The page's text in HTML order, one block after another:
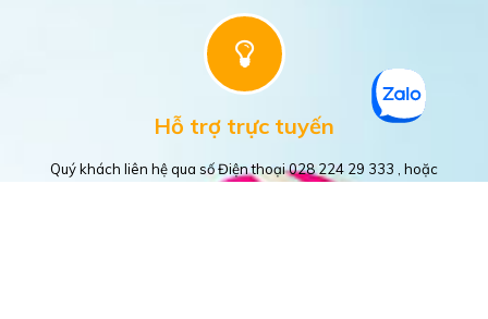
Hỗ trợ trực tuyến
Quý khách liên hệ qua số Điện thoại 028 224 29 333 , hoặc